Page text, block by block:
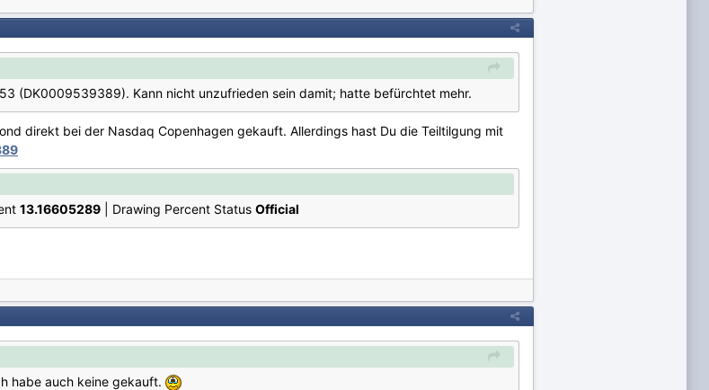
(DK0009539389). Kann nicht unzufrieden sein damit; hatte befürchtet mehr.
direkt bei der Nasdaq Copenhagen gekauft. Allerdings hast Du die Teiltilgung mit
13.16605289 | Drawing Percent Status Official
habe auch keine gekauft.